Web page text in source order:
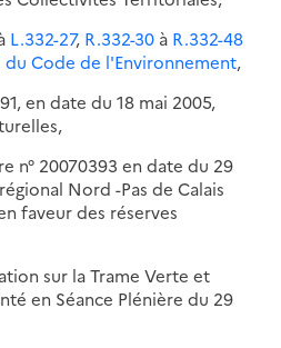
L.332-27, R.332-30 à R.332-48
du Code de l'Environnement,
en date du 18 mai 2005,
n° 20070393 en date du 29
Nord -Pas de Calais
faveur des réserves
sur la Trame Verte et
en Séance Plénière du 29